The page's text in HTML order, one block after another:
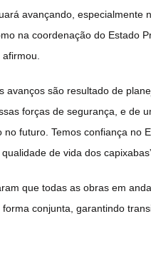
avançando, especialmente
na coordenação do Estado
são resultado de
forças de segurança, e de
futuro. Temos confiança no
de vida dos
que todas as obras em
conjunta, garantindo